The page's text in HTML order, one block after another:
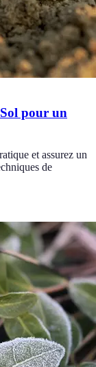
pour un
et assurez un
de